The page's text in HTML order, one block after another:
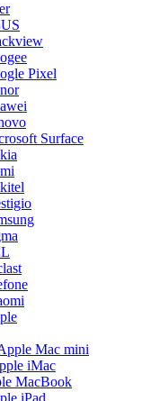
Pixel
Surface
Mac mini
iMac
MacBook
iPad